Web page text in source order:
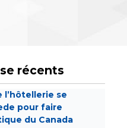
récents
l’hôtellerie se
pour faire
du Canada